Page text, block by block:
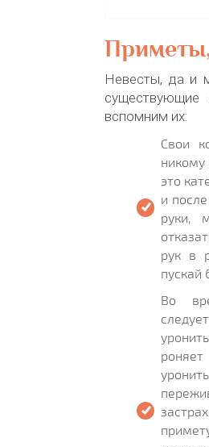
Невесты, да и
вспомним их:
Свои
это
и
руки,
рук в
пускай
Во